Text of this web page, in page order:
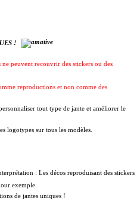
!
peuvent recouvrir des stickers ou des
reproductions et non comme des
tout type de jante et améliorer le
logotypes sur tous les modèles.
: Les décos reproduisant des stickers
exemple.
de jantes uniques !